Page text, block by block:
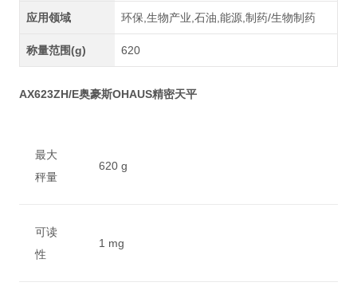
应用领域 环保,生物产业,石油,能源,制药/生物制药
称量范围(g) 620
AX623ZH/E奥豪斯OHAUS精密天平
最大
秤量
620 g
可读
性
1 mg